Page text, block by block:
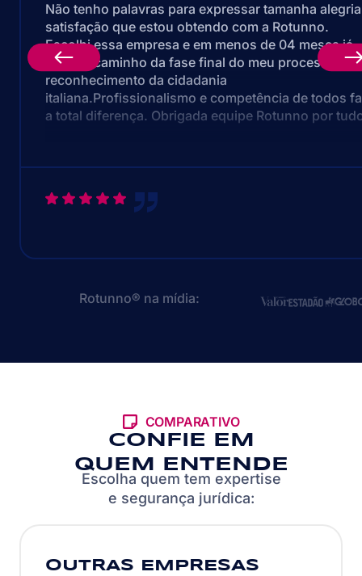
Não tenho palavras para expressar tamanha
satisfação que estou obtendo com a Rotunno.
Escolhi essa empresa e em menos de 04 meses já
estou a caminho da fase final do meu processo de
reconhecimento da cidadania
italiana.Profissionalismo e competência de todos
a total diferença. Obrigada equipe Rotunno por
Rotunno® na mídia:
COMPARATIVO
CONFIE EM
QUEM ENTENDE
Escolha quem tem expertise
e segurança jurídica:
OUTRAS EMPRESAS